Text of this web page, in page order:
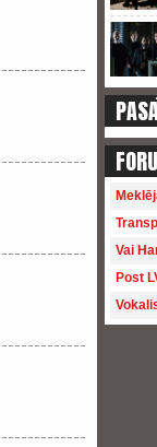
Vai
Post